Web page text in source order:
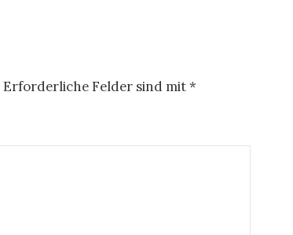
Erforderliche Felder sind mit*